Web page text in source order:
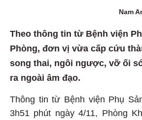
Nam
Theo thông tin từ Bệnh viện
Phòng, đơn vị vừa cấp cứu
song thai, ngôi ngược, vỡ ối
ra ngoài âm đạo.
Thông tin từ Bệnh viện Phụ
3h51 phút ngày 4/11, Phòng